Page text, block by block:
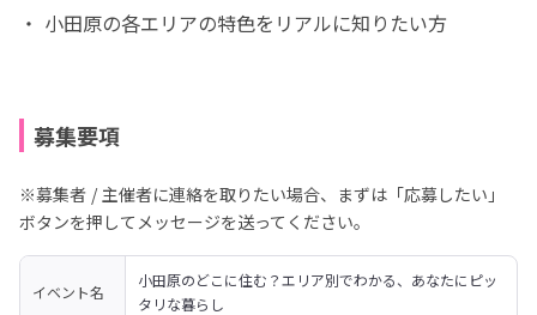
・ 小田原の各エリアの特色をリアルに知りたい方
募集要項
※募集者 / 主催者に連絡を取りたい場合、まずは「応募したい」
ボタンを押してメッセージを送ってください。
イベント名
小田原のどこに住む？エリア別でわかる、あなたにピッ
タリな暮らし